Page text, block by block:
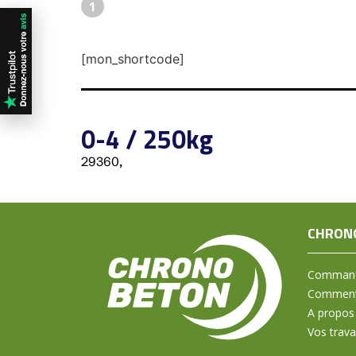
1
[mon_shortcode]
0-4 / 250kg
29360,
A propos
Vos